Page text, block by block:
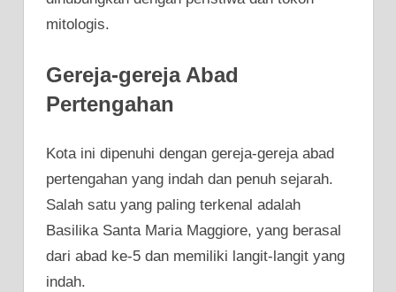
mitologis.
Gereja-gereja Abad
Pertengahan
Kota ini dipenuhi dengan gereja-gereja abad
pertengahan yang indah dan penuh sejarah.
Salah satu yang paling terkenal adalah
Basilika Santa Maria Maggiore, yang berasal
dari abad ke-5 dan memiliki langit-langit yang
indah.